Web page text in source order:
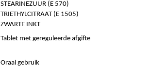
STEARINEZUUR (E 570)
TRIETHYLCITRAAT (E 1505)
ZWARTE INKT
Tablet met gereguleerde afgifte
Oraal gebruik